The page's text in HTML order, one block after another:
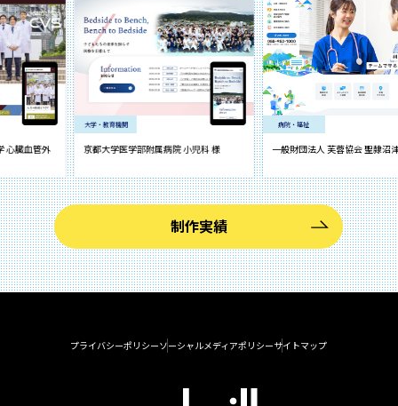
管外
大学・教育機関
京都大学医学部附属病院 小児科 様
病院・福祉
一般財団法人 芙蓉協会 聖隷沼津病院
制作実績
プライバシーポリシーソーシャルメディアポリシーサイトマップ